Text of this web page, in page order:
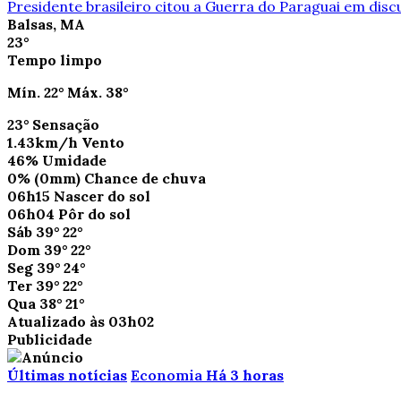
Presidente brasileiro citou a Guerra do Paraguai em
Balsas, MA
23°
Tempo limpo
Mín. 22° Máx. 38°
23° Sensação
1.43km/h Vento
46% Umidade
0% (0mm) Chance de chuva
06h15 Nascer do sol
06h04 Pôr do sol
Sáb 39° 22°
Dom 39° 22°
Seg 39° 24°
Ter 39° 22°
Qua 38° 21°
Atualizado às 03h02
Publicidade
Últimas notícias Economia Há 3 horas